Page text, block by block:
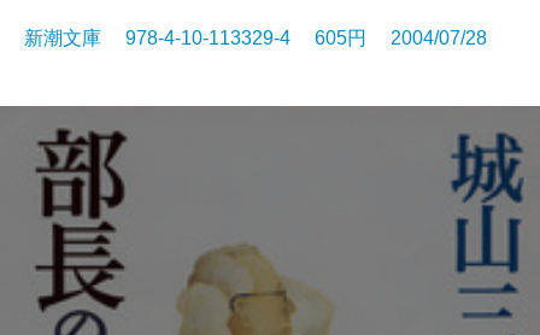
新潮文庫 978-4-10-113329-4 605円 2004/07/28